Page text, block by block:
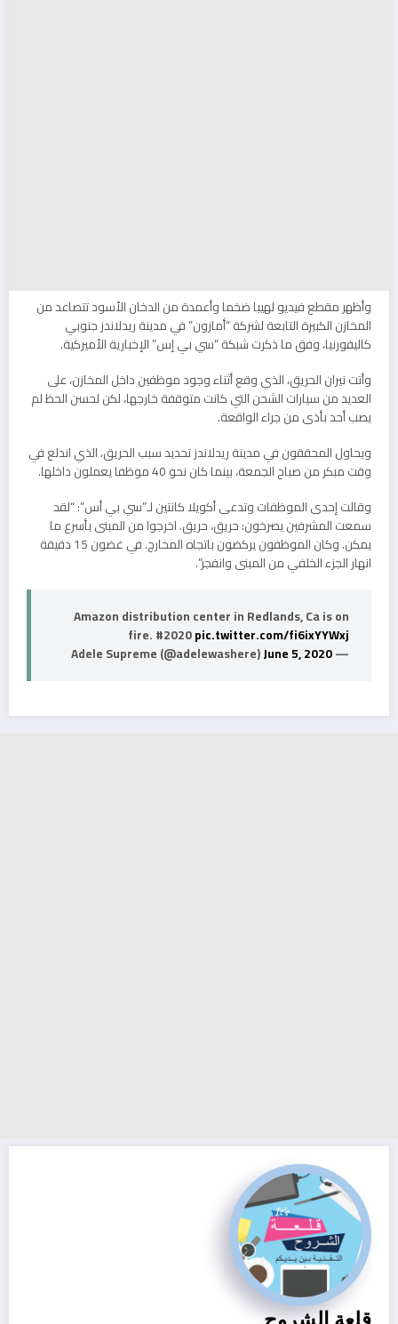
وأظهر مقطع فيديو لهيبا ضخما وأعمدة من الدخان الأسود تتصاعد من
المخازن الكبيرة التابعة لشركة “أمازون” في مدينة ريدلاندز جنوبي
كاليفورنيا، وفق ما ذكرت شبكة “سي بي إس” الإخبارية الأميركية.
وأتت نيران الحريق، الذي وقع أثناء وجود موظفين داخل المخازن، على
العديد من سيارات الشحن التي كانت متوقفة خارجها، لكن لحسن الحظ لم
يصب أحد بأذى من جراء الواقعة.
ويحاول المحققون في مدينة ريدلاندز تحديد سبب الحريق، الذي اندلع في
وقت مبكر من صباح الجمعة، بينما كان نحو 40 موظفا يعملون داخلها.
وقالت إحدى الموظفات وتدعى أكويلا كانتين لـ”سي بي أس”: “لقد
سمعت المشرفين يصرخون: حريق، حريق. اخرجوا من المبنى بأسرع ما
يمكن. وكان الموظفون يركضون باتجاه المخارج. في غضون 15 دقيقة
انهار الجزء الخلفي من المبنى وانفجر”.
Amazon distribution center in Redlands, Ca is on
fire. #2020pic.twitter.com/fi6ixYYWxj
— Adele Supreme (@adelewashere)
June 5, 2020